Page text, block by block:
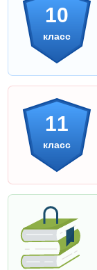
10
класс
11
класс